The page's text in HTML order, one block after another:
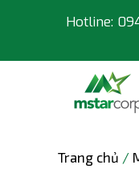
Hotline:
Trang chủ /